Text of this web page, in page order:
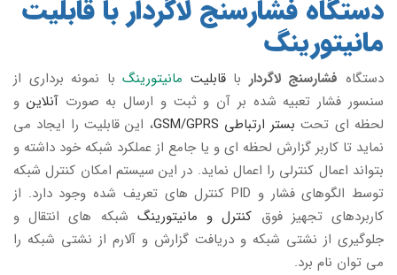
دستگاه فشارسنج لاگردار با قابلیت
مانیتورینگ
دستگاه فشارسنج لاگردار با قابلیت مانیتورینگ با نمونه برداری از
سنسور فشار تعبیه شده بر آن و ثبت و ارسال به صورتآنلاین و
لحظه ای تحتبستر ارتباطی GSM/GPRS
، این قابلیت را ایجاد می
نماید تا کاربر گزارش لحظه ای و یا جامع از عملکرد شبکه خود داشته و
بتواند اعمال کنترلی را اعمال نماید. در این سیستم امکان کنترل شبکه
توسط الگوهای فشار و PID کنترل های تعریف شده وجود دارد. از
کاربردهای تجهیز فوق کنترل و مانیتورینگ شبکه های انتقال و
جلوگیری از نشتی شبکه و دریافت گزارش و آلارم از نشتی شبکه را
می توان نام برد.